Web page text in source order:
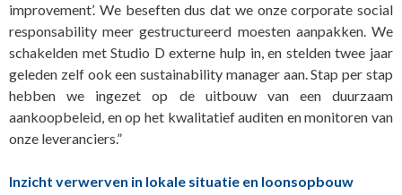
improvement’. We beseften dus dat we onze corporate social
responsability meer gestructureerd moesten aanpakken. We
schakelden met Studio D externe hulp in, en stelden twee jaar
geleden zelf ook een sustainability manager aan. Stap per stap
hebben we ingezet op de uitbouw van een duurzaam
aankoopbeleid, en op het kwalitatief auditen en monitoren van
onze leveranciers.”
Inzicht verwerven in lokale situatie en loonsopbouw